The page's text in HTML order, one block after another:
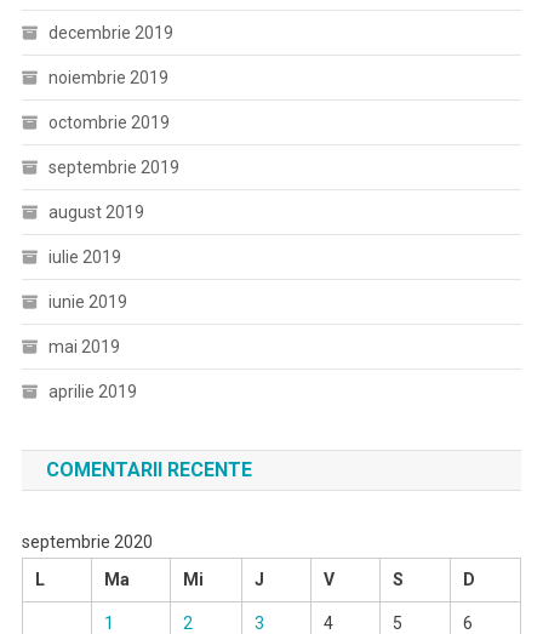
decembrie 2019
noiembrie 2019
octombrie 2019
septembrie 2019
august 2019
iulie 2019
iunie 2019
mai 2019
aprilie 2019
COMENTARII RECENTE
septembrie 2020
L
Ma Mi J V S D
1 2 3 4 5 6